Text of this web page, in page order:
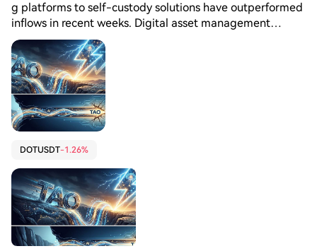
Capital outflows from centralized tradin
g platforms to self-custody solutions have outperformed
inflows in recent weeks. Digital asset management
firm Grayscale publicly noted that decentralized projects
offer an alternative to centralized firms. This Tuesday, the
crypto market gave mixed signals. While some altcoins
were in green territory, Bittensor’s native token fell 7% in
the last 24 hours, hovering near $268, diverging from the
general recovery trend of the sector.
DOTUSDT-1.26%